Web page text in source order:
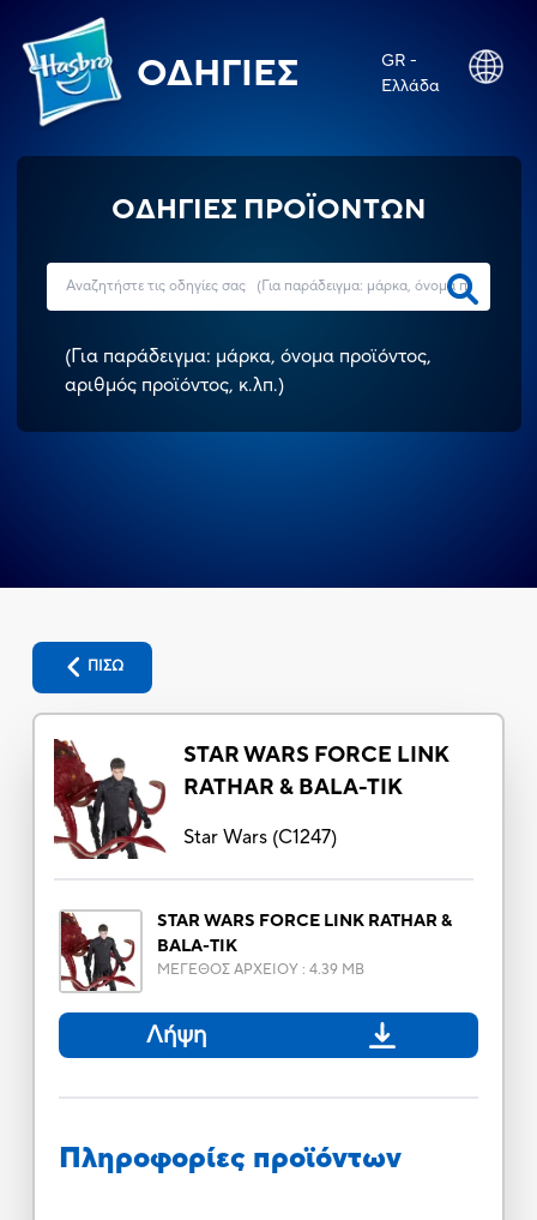
ΟΔΗΓΊΕΣ
GR -
Ελλάδα
ΟΔΗΓΙΕΣ ΠΡΟΪΟΝΤΩΝ
(Για παράδειγμα: μάρκα, όνομα προϊόντος,
αριθμός προϊόντος, κ.λπ.)
ΠΙΣΩ
STAR WARS FORCE LINK
RATHAR & BALA-TIK
Star Wars(C1247)
STAR WARS FORCE LINK RATHAR &
BALA-TIK
ΜΕΓΕΘΟΣ ΑΡΧΕΙΟΥ: 4.39 MB
Λήψη
Πληροφορίες προϊόντων